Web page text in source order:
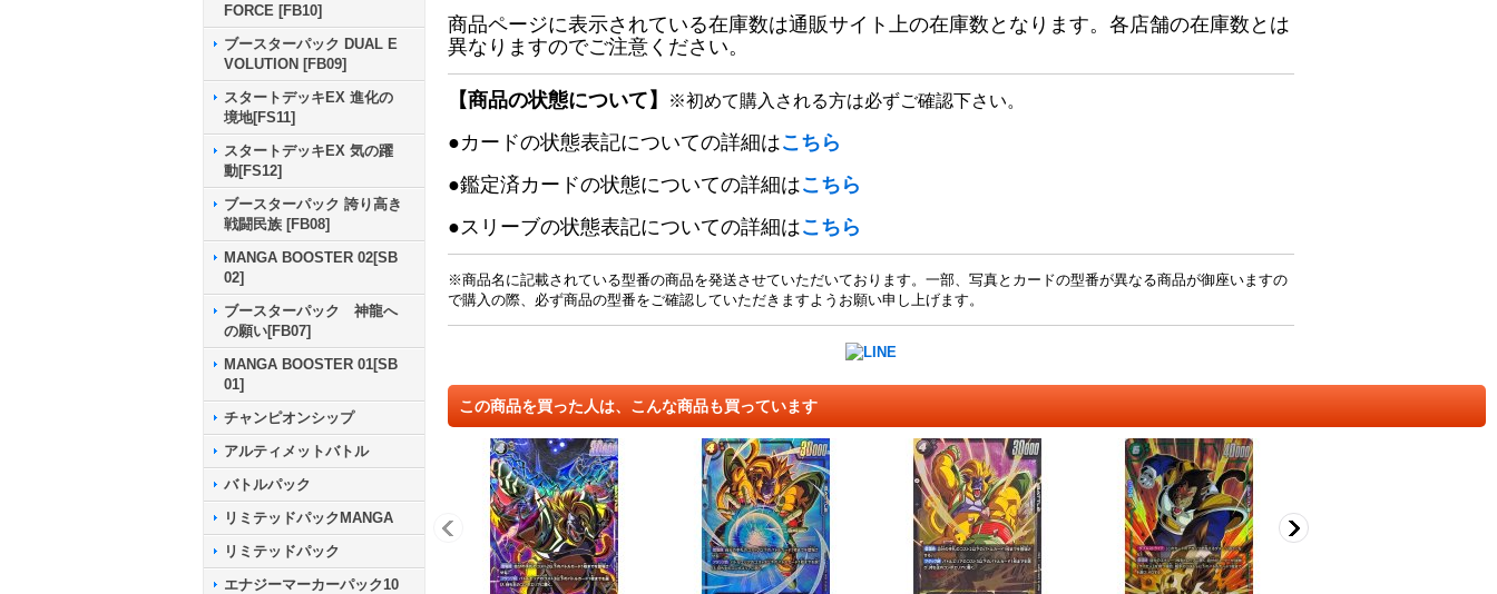
FORCE [FB10]
ブースターパック DUAL E
VOLUTION [FB09]
スタートデッキEX 進化の
境地[FS11]
スタートデッキEX 気の躍
動[FS12]
ブースターパック 誇り高き
戦闘民族 [FB08]
MANGA BOOSTER 02[SB
02]
ブースターパック 神龍へ
の願い[FB07]
MANGA BOOSTER 01[SB
01]
チャンピオンシップ
アルティメットバトル
バトルパック
リミテッドパックMANGA
リミテッドパック
エナジーマーカーパック10
商品ページに表示されている在庫数は通販サイト上の在庫数となります。各店舗の在庫数とは
異なりますのでご注意ください。
【商品の状態について】 ※初めて購入される方は必ずご確認下さい。
●カードの状態表記についての詳細はこちら
●鑑定済カードの状態についての詳細はこちら
●スリーブの状態表記についての詳細はこちら
※商品名に記載されている型番の商品を発送させていただいております。一部、写真とカードの型番が異なる商品が御座いますの
で購入の際、必ず商品の型番をご確認していただきますようお願い申し上げます。
この商品を買った人は、こんな商品も買っています